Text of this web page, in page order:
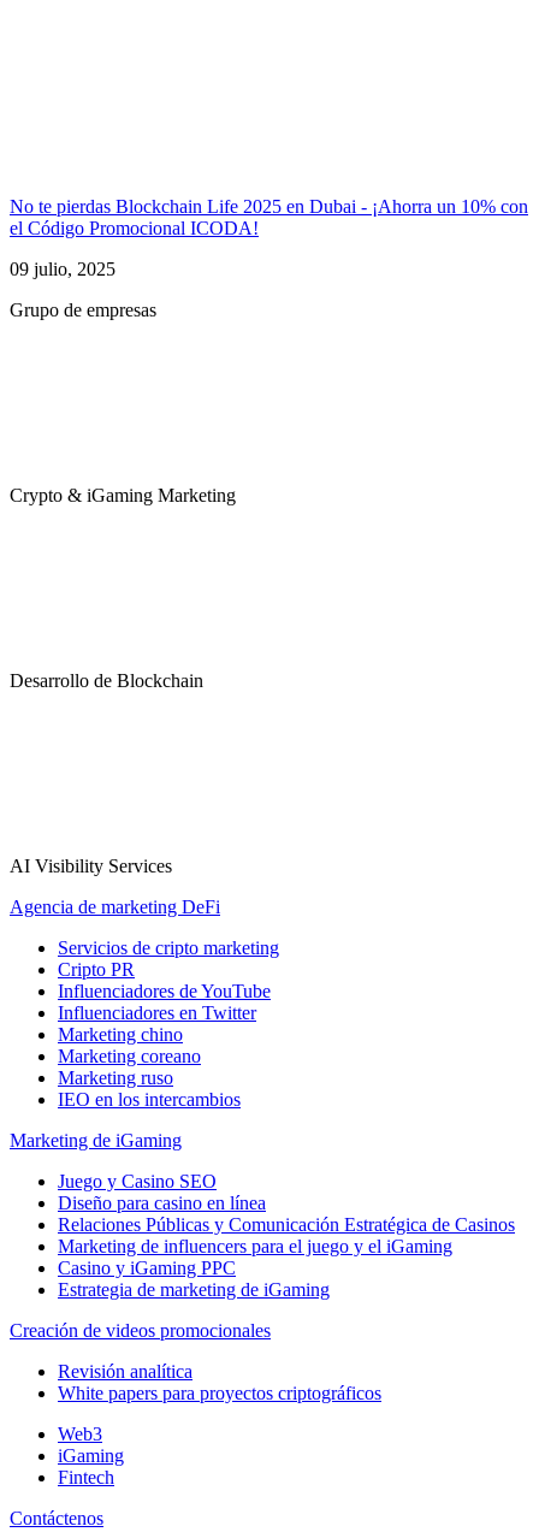
No te pierdas Blockchain Life 2025 en Dubai - ¡Ahorra un 10% con
el Código Promocional ICODA!
09 julio, 2025
Grupo de empresas
Crypto & iGaming Marketing
Desarrollo de Blockchain
AI Visibility Services
Agencia de marketing DeFi
Servicios de cripto marketing
Cripto PR
Influenciadores de YouTube
Influenciadores en Twitter
Marketing chino
Marketing coreano
Marketing ruso
IEO en los intercambios
Marketing de iGaming
Juego y Casino SEO
Diseño para casino en línea
Relaciones Públicas y Comunicación Estratégica de Casinos
Marketing de influencers para el juego y el iGaming
Casino y iGaming PPC
Estrategia de marketing de iGaming
Creación de videos promocionales
Revisión analítica
White papers para proyectos criptográficos
Web3
iGaming
Fintech
Contáctenos